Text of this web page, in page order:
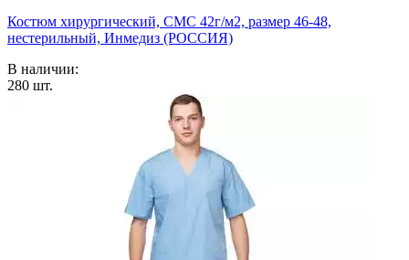
Костюм хирургический, СМС 42г/м2, размер 46-48,
нестерильный, Инмедиз (РОССИЯ)
В наличии:
280 шт.